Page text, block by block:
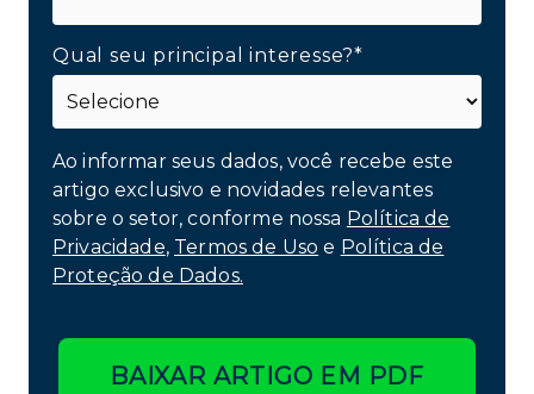
Qual seu principal interesse?*
Ao informar seus dados, você recebe este
artigo exclusivo e novidades relevantes
sobre o setor, conforme nossa Política de
Privacidade, Termos de Uso e Política de
Proteção de Dados.
BAIXAR ARTIGO EM PDF